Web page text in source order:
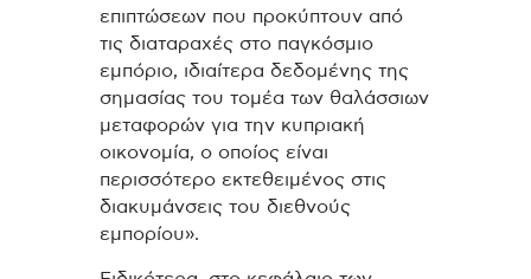
επιπτώσεων που προκύπτουν από
τις διαταραχές στο παγκόσμιο
εμπόριο, ιδιαίτερα δεδομένης της
σημασίας του τομέα των θαλάσσιων
μεταφορών για την κυπριακή
οικονομία, ο οποίος είναι
περισσότερο εκτεθειμένος στις
διακυμάνσεις του διεθνούς
εμπορίου».